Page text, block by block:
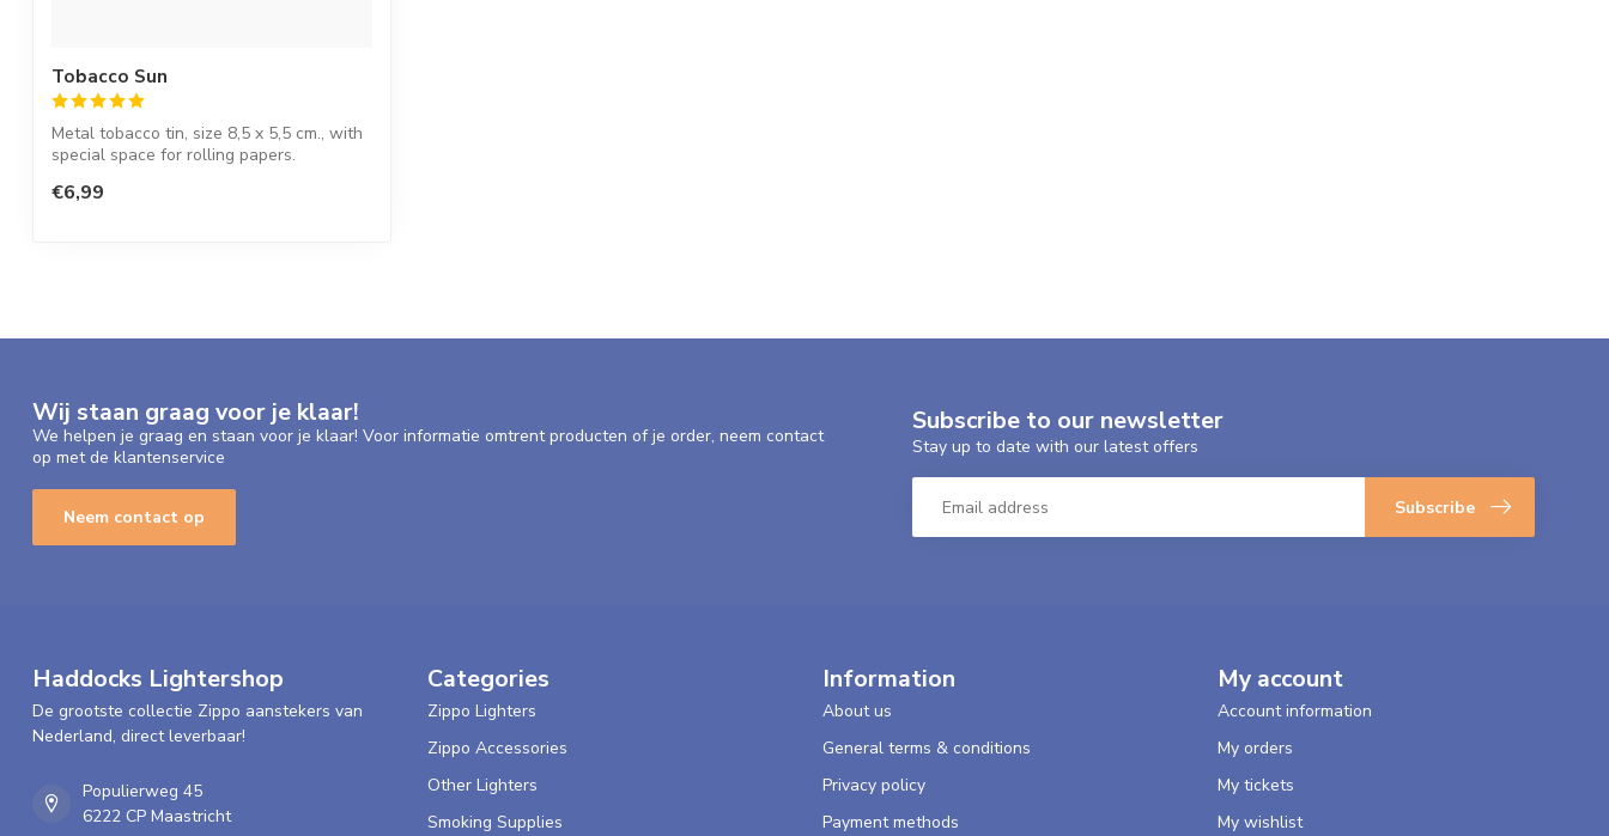
Tobacco Sun
Metal tobacco tin, size 8,5 x 5,5 cm., with
special space for rolling papers.
€6,99
Wij staan graag voor je klaar!
We helpen je graag en staan voor je klaar! Voor informatie omtrent producten of je order, neem contact
op met de klantenservice
Neem contact op
Subscribe to our newsletter
Stay up to date with our latest offers
Subscribe
Haddocks Lightershop
De grootste collectie Zippo aanstekers van
Nederland, direct leverbaar!
Populierweg 45
6222 CP Maastricht
Categories
Zippo Lighters
Zippo Accessories
Other Lighters
Smoking Supplies
Information
About us
General terms & conditions
Privacy policy
Payment methods
My account
Account information
My orders
My tickets
My wishlist